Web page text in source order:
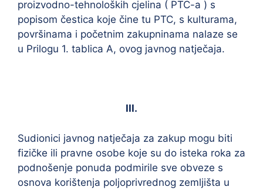
proizvodno-tehnoloških cjelina ( PTC-a ) s
popisom čestica koje čine tu PTC, s kulturama,
površinama i početnim zakupninama nalaze se
u Prilogu 1. tablica A, ovog javnog natječaja.
III.
Sudionici javnog natječaja za zakup mogu biti
fizičke ili pravne osobe koje su do isteka roka za
podnošenje ponuda podmirile sve obveze s
osnova korištenja poljoprivrednog zemljišta u